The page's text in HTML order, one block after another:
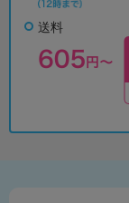
送料